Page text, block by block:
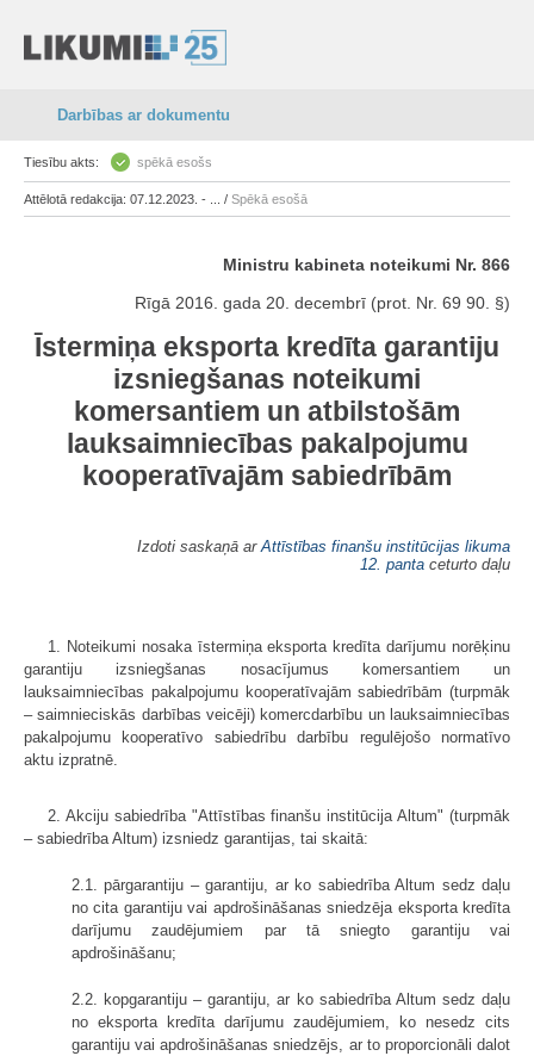
Darbības ar dokumentu
Tiesību akts: spēkā esošs
Attēlotā redakcija: 07.12.2023. - ... / Spēkā esošā
Ministru kabineta noteikumi Nr. 866
Rīgā 2016. gada 20. decembrī (prot. Nr. 69 90. §)
Īstermiņa eksporta kredīta garantiju
izsniegšanas noteikumi
komersantiem un atbilstošām
lauksaimniecības pakalpojumu
kooperatīvajām sabiedrībām
Izdoti saskaņā ar Attīstības finanšu institūcijas likuma
12. panta ceturto daļu
1. Noteikumi nosaka īstermiņa eksporta kredīta darījumu norēķinu
garantiju izsniegšanas nosacījumus komersantiem un
lauksaimniecības pakalpojumu kooperatīvajām sabiedrībām (turpmāk
– saimnieciskās darbības veicēji) komercdarbību un lauksaimniecības
pakalpojumu kooperatīvo sabiedrību darbību regulējošo normatīvo
aktu izpratnē.
2. Akciju sabiedrība "Attīstības finanšu institūcija Altum" (turpmāk
– sabiedrība Altum) izsniedz garantijas, tai skaitā:
2.1. pārgarantiju – garantiju, ar ko sabiedrība Altum sedz daļu
no cita garantiju vai apdrošināšanas sniedzēja eksporta kredīta
darījumu zaudējumiem par tā sniegto garantiju vai
apdrošināšanu;
2.2. kopgarantiju – garantiju, ar ko sabiedrība Altum sedz daļu
no eksporta kredīta darījumu zaudējumiem, ko nesedz cits
garantiju vai apdrošināšanas sniedzējs, ar to proporcionāli dalot